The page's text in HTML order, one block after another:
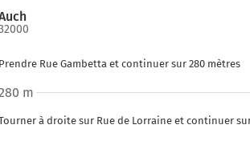
Rue Gambetta et continuer sur 280 mètres
à droite sur Rue de Lorraine et continuer
m